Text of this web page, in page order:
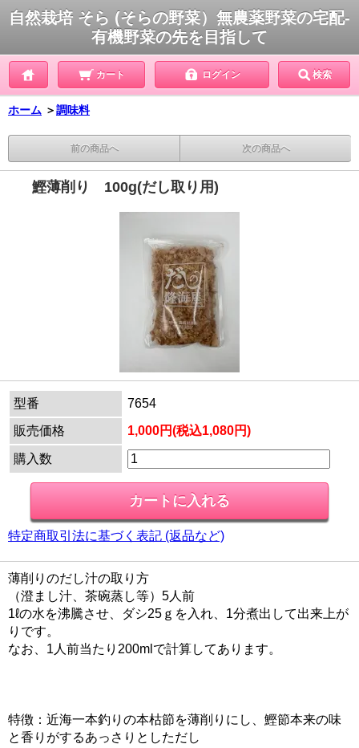
自然栽培 そら (そらの野菜）無農薬野菜の宅配-
有機野菜の先を目指して
カート ログイン 検索
ホーム ＞調味料
前の商品へ 次の商品へ
鰹薄削り 100g(だし取り用)
型番
7654
販売価格
1,000円(税込1,080円)
購入数
特定商取引法に基づく表記 (返品など)
薄削りのだし汁の取り方
（澄まし汁、茶碗蒸し等）5人前
1ℓの水を沸騰させ、ダシ25ｇを入れ、1分煮出して出来上が
りです。
なお、1人前当たり200mlで計算してあります。
特徴：近海一本釣りの本枯節を薄削りにし、鰹節本来の味
と香りがするあっさりとしただし